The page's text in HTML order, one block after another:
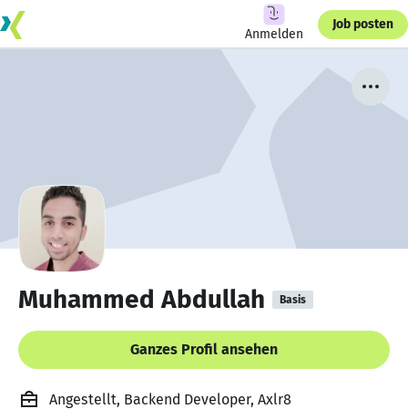
Anmelden
Job posten
Muhammed Abdullah Basis
Ganzes Profil ansehen
Angestellt, Backend Developer, Axlr8